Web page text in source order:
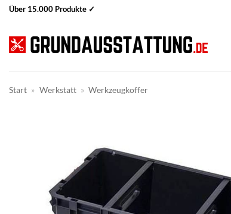
Zum
springen
Über 15.000 Produkte ✓
Start » Werkstatt » Werkzeugkoffer